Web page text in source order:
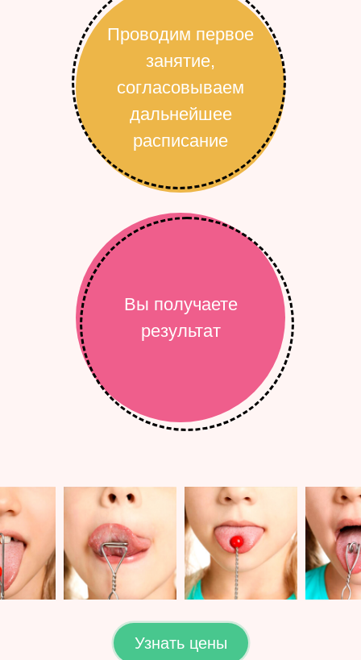
Проводим первое
занятие,
согласовываем
дальнейшее
расписание
Вы получаете
результат
Узнать цены